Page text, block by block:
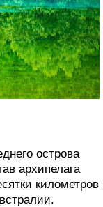
острова
архипелага
километров